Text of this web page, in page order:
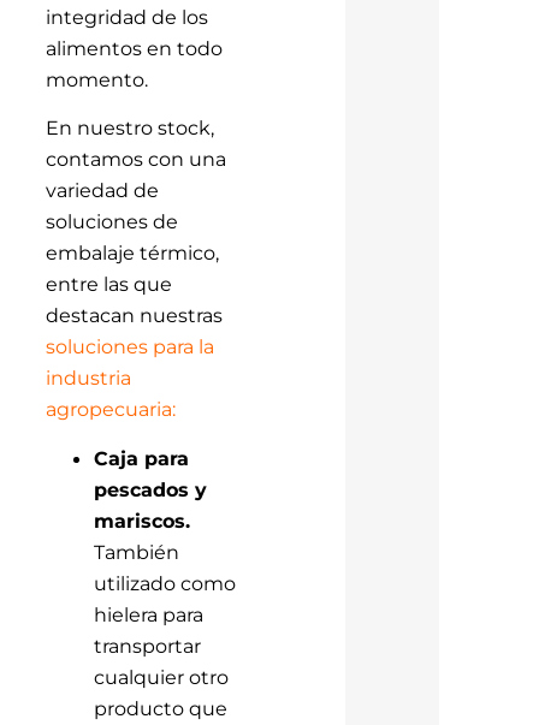
integridad de los
alimentos en todo
momento.
En nuestro stock,
contamos con una
variedad de
soluciones de
embalaje térmico,
entre las que
destacan nuestras
soluciones para la
industria
agropecuaria:
Caja para
pescados y
mariscos.
También
utilizado como
hielera para
transportar
cualquier otro
producto que